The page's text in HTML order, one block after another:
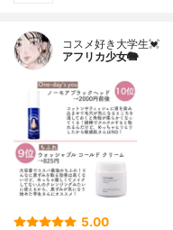
コスメ好き大学生💓
アフリカ少女🐘
5.00